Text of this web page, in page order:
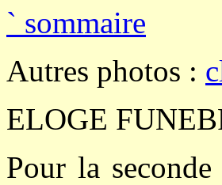
` sommaire
Autres photos :
ELOGE
Pour la